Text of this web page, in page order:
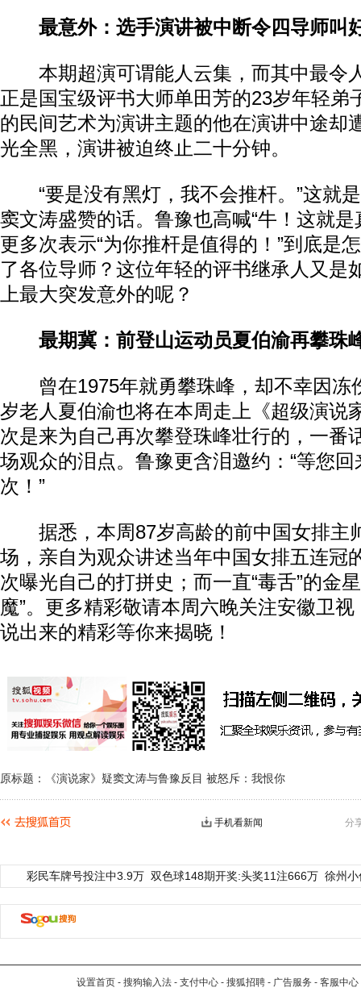
最意外：选手演讲被中断令四导师叫
本期超演可谓能人云集，而其中最令
正是国宝级评书大师单田芳的23岁年轻弟
的民间艺术为演讲主题的他在演讲中途却
光全黑，演讲被迫终止二十分钟。
“要是没有黑灯，我不会推杆。”这就
窦文涛盛赞的话。鲁豫也高喊“牛！这就是
更多次表示“为你推杆是值得的！”到底是
了各位导师？这位年轻的评书继承人又是
上最大突发意外的呢？
最期冀：前登山运动员夏伯渝再攀珠
曾在1975年就勇攀珠峰，却不幸因冻
岁老人夏伯渝也将在本周走上《超级演说
次是来为自己再次攀登珠峰壮行的，一番
场观众的泪点。鲁豫更含泪邀约：“等您
次！”
据悉，本周87岁高龄的前中国女排主
场，亲自为观众讲述当年中国女排五连冠
次曝光自己的打拼史；而一直“毒舌”的金
魔”。更多精彩敬请本周六晚关注安徽卫
说出来的精彩等你来揭晓！
原标题：《演说家》疑窦文涛与鲁豫反目 被怒斥：我恨你
分
手机看新闻
彩民车牌号投注中3.9万 双色球148期开奖:头奖11注666万 徐州
设置首页 - 搜狗输入法 - 支付中心 - 搜狐招聘 - 广告服务 - 客服中心